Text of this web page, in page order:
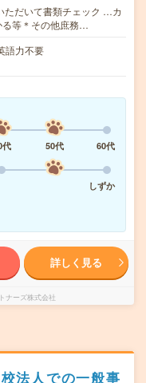
ただいて書類チェック …カ
る等＊その他庶務…
語力不要
代 50代
60代
しずか
詳しく見る
ナーズ株式会社
法人での一般事